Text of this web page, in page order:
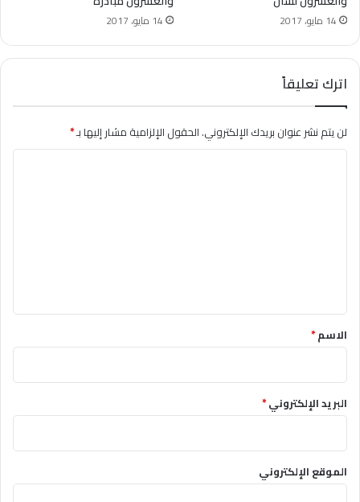
14 مايو، 2017 14 مايو، 2017
اترك تعليقاً
لن يتم نشر عنوان بريدك الإلكتروني.الحقول الإلزامية مشار إليها بـ*
*الاسم*
البريد الإلكتروني*
الموقع الإلكتروني